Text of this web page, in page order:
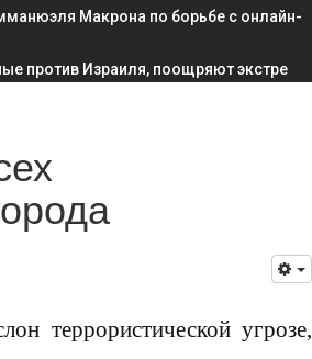
Макрона по борьбе с онлайн-
против Израиля, поощряют экстре
террористической угрозе,